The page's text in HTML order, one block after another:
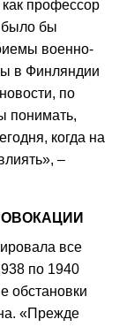
как профессор
бы
военно-
в Финляндии
по
понимать,
когда на
–
все
по 1940
обстановки
«Прежде